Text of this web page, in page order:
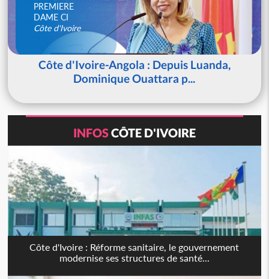
PREMIERE
DAME CI
Côte d'Ivoire
Côte d'Ivoire-Angola : Depuis Luanda,
Dominique Ouattara p...
INFOSCÔTE D'IVOIRE
Côte d'Ivoire : Réforme sanitaire, le gouvernement
modernise ses structures de santé...